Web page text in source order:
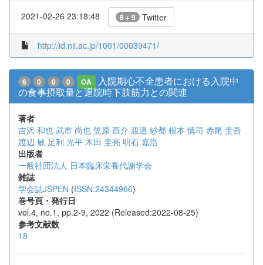
2021-02-26 23:18:48 8 + 9 Twitter
http://id.nii.ac.jp/1001/00039471/
6 0 0 0 OA
入院期心不全患者における入院中
の食事摂取量と退院時下肢筋力との関連
著者
吉沢 和也 武市 尚也 笠原 酉介 渡邉 紗都 根本 慎司 赤尾 圭吾
渡辺 敏 足利 光平 木田 圭亮 明石 嘉浩
出版者
一般社団法人 日本臨床栄養代謝学会
雑誌
学会誌JSPEN (ISSN:24344966)
巻号頁・発行日
vol.4, no.1, pp.2-9, 2022 (Released:2022-08-25)
参考文献数
18